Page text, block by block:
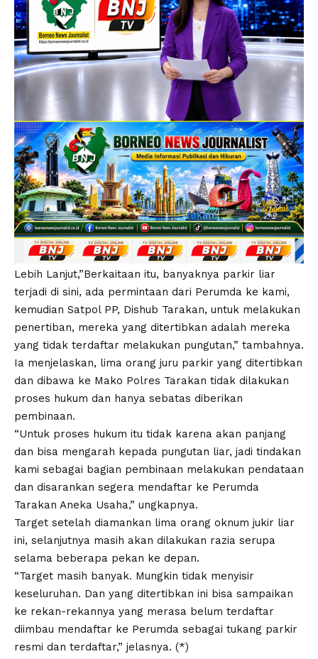
Lebih Lanjut,”Berkaitaan itu, banyaknya parkir liar
terjadi di sini, ada permintaan dari Perumda ke kami,
kemudian Satpol PP, Dishub Tarakan, untuk melakukan
penertiban, mereka yang ditertibkan adalah mereka
yang tidak terdaftar melakukan pungutan,” tambahnya.
Ia menjelaskan, lima orang juru parkir yang ditertibkan
dan dibawa ke Mako Polres Tarakan tidak dilakukan
proses hukum dan hanya sebatas diberikan
pembinaan.
“Untuk proses hukum itu tidak karena akan panjang
dan bisa mengarah kepada pungutan liar, jadi tindakan
kami sebagai bagian pembinaan melakukan pendataan
dan disarankan segera mendaftar ke Perumda
Tarakan Aneka Usaha,” ungkapnya.
Target setelah diamankan lima orang oknum jukir liar
ini, selanjutnya masih akan dilakukan razia serupa
selama beberapa pekan ke depan.
“Target masih banyak. Mungkin tidak menyisir
keseluruhan. Dan yang ditertibkan ini bisa sampaikan
ke rekan-rekannya yang merasa belum terdaftar
diimbau mendaftar ke Perumda sebagai tukang parkir
resmi dan terdaftar,” jelasnya. (*)